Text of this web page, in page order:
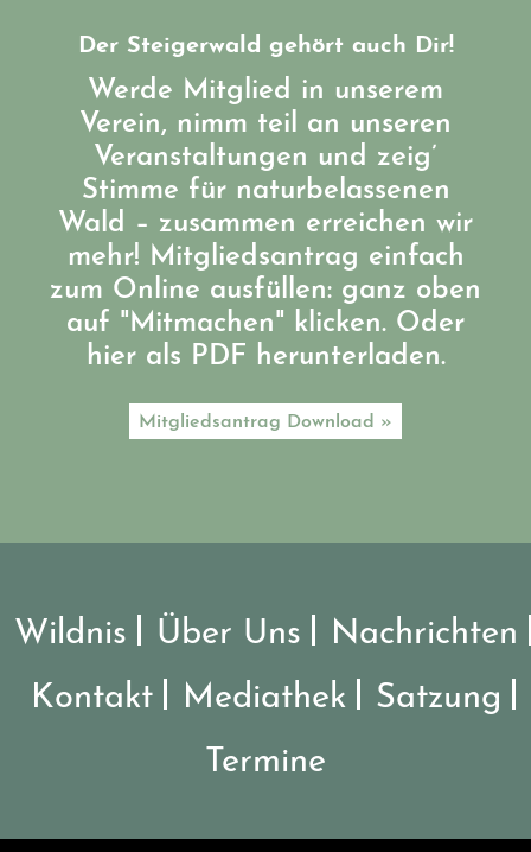
Der Steigerwald gehört auch Dir!
Werde Mitglied in unserem
Verein, nimm teil an unseren
Veranstaltungen und zeig’
Stimme für naturbelassenen
Wald – zusammen erreichen wir
mehr! Mitgliedsantrag einfach
zum Online ausfüllen: ganz oben
auf "Mitmachen" klicken. Oder
hier als PDF herunterladen.
Mitgliedsantrag Download »
Wildnis Über Uns
Nachrichten
Kontakt
Mediathek
Satzung
Termine